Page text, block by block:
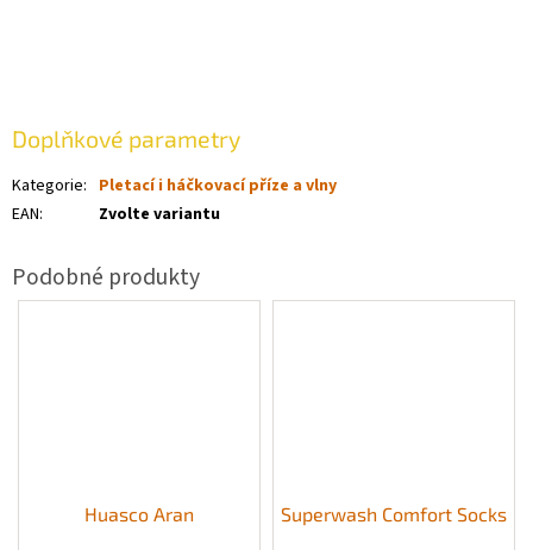
Doplňkové parametry
Kategorie: Pletací i háčkovací příze a vlny
EAN: Zvolte variantu
Huasco Aran Superwash Comfort Socks